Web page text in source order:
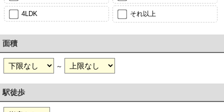
4LDK それ以上
面積
～
駅徒歩